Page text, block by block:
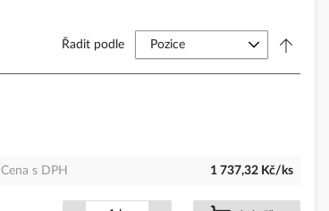
Řadit podle
Cena s DPH 1 737,32 Kč/ks